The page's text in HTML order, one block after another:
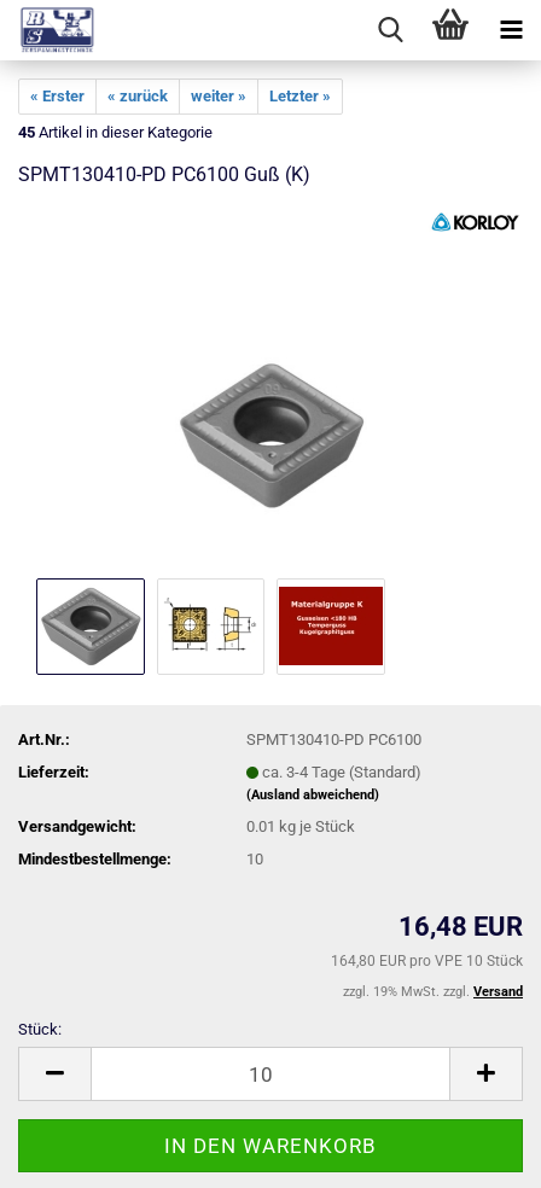
« Erster « zurück weiter »
Letzter »
45 Artikel in dieser Kategorie
SPMT130410-PD PC6100 Guß (K)
Art.Nr.:
SPMT130410-PD PC6100
Lieferzeit:
ca. 3-4 Tage (Standard)
(Ausland abweichend)
Versandgewicht: 0.01 kg je Stück
Mindestbestellmenge:
10
16,48 EUR
164,80 EUR pro VPE 10 Stück
zzgl. 19% MwSt. zzgl. Versand
Stück: